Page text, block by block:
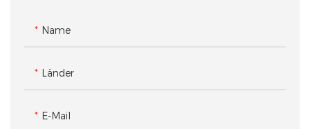
Name
Länder
E-Mail